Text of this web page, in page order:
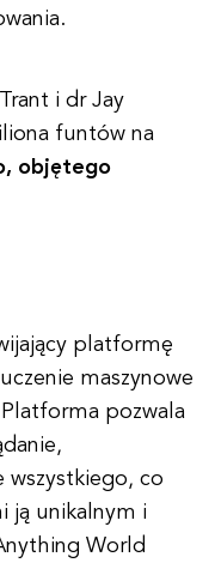
i dr Jay
funtów na
objętego
platformę
maszynowe
pozwala
wszystkiego, co
ją unikalnym i
World